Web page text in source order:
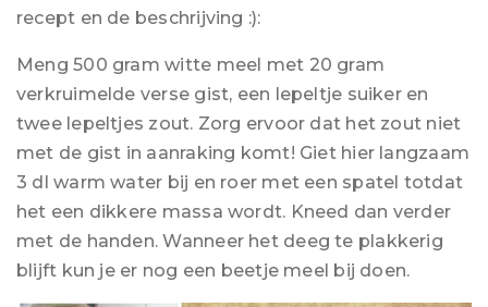
recept en de beschrijving :):
Meng 500 gram witte meel met 20 gram
verkruimelde verse gist, een lepeltje suiker en
twee lepeltjes zout. Zorg ervoor dat het zout niet
met de gist in aanraking komt! Giet hier langzaam
3 dl warm water bij en roer met een spatel totdat
het een dikkere massa wordt. Kneed dan verder
met de handen. Wanneer het deeg te plakkerig
blijft kun je er nog een beetje meel bij doen.